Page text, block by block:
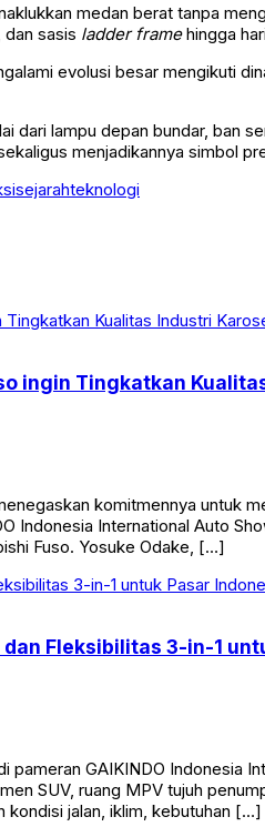
medan berat tanpa
dan sasis ladder framehingga
evolusi besar mengikuti
dari lampu depan bundar, ban
menjadikannya simbol
sejarahteknologi
ingin Tingkatkan
komitmennya untuk
Indonesia International Auto
Fuso. Yosuke Odake, […]
Fleksibilitas 3-in-1
pameran GAIKINDO Indonesia
SUV, ruang MPV tujuh
kondisi jalan, iklim, kebutuhan […]